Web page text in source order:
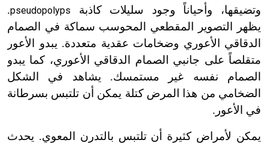
وتضيقها، وأحياناً وجود سليلات كاذبة
pseudopolyps
.
يظهر التصوير المقطعي المحوسب سماكة في الصمام
الدقاقي الأعوري وضخامات عقدية متعددة. يبدو الأعور
متقلصاً على جانبي الصمام الدقاقي الأعوري، كما يبدو
الصمام نفسه غير مستمسك. يشاهد في الشكل
الضخامي من هذا المرض كتلة يمكن أن تلتبس بسرطانة
في الأعور.
يمكن لأمراض كثيرة أن تلتبس بالتدرن المعوي. يحدث